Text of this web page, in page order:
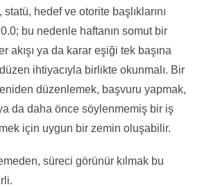
statü, hedef ve otorite başlıklarını
0.0; bu nedenle haftanın somut bir
akışı ya da karar eşiği tek başına
ihtiyacıyla birlikte okunmalı. Bir
düzenlemek, başvuru yapmak,
da daha önce söylenmemiş bir iş
için uygun bir zemin oluşabilir.
süreci görünür kılmak bu